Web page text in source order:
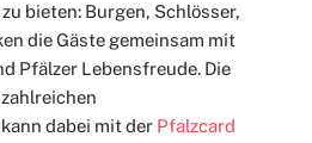
bieten: Burgen, Schlösser,
die Gäste gemeinsam mit
Pfälzer Lebensfreude. Die
dabei mit der Pfalzcard